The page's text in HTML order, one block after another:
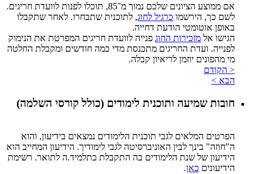
אם ממוצע הציונים שלכם נמוך מ־85, תוכלו לפנות לוועדת חריגים.
לשם כך, הירשמו כרגיל לחוג, לתוכנית שתבחרו. לאחר שתקבלו
באופן אוטומטי הודעת דחייה.
הגישו אל מזכירות החוג פנייה לוועדת חריגים המפרטת את הנימוק
לפנייה. ועדת החריגים מתכנסת מדי כמה חודשים ומקבלת החלטה
מי מהפונים יוזמן לריאיון קבלה.
< הקודם
הבא >
חובות שמיעה ותוכנית לימודים (כולל קורסי השלמה)
הפרטים המלאים לגבי תוכנית הלימודים נמצאים בידיעון, והוא
ה"חוזה" בינך לבין האוניברסיטה לגבי לימודיך. הידיעון המחייב הוא
הידיעון של שנת הלימודים בה התקבלת כתלמיד.ה לתואר. רשימת
הידיעונים כאן.